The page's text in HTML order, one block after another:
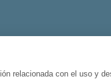
relacionada con el uso y